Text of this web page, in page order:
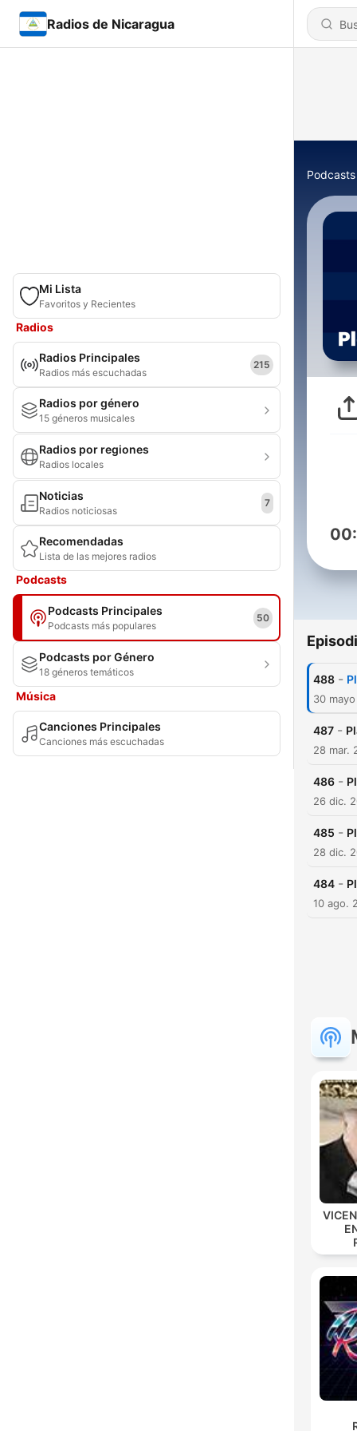
Radios de Nicaragua
Mi Lista
Favoritos y Recientes
Radios
Radios Principales
Radios más escuchadas
215
Radios por género
15 géneros musicales
Radios por regiones
Radios locales
Noticias
Radios noticiosas
7
Recomendadas
Lista de las mejores radios
Podcasts
Podcasts Principales
Podcasts más populares
50
Podcasts por Género
18 géneros temáticos
Música
Canciones Principales
Canciones más escuchadas
Podcasts
488 -
30
487 -
28 mar.
486 -
26 dic.
485 -
28 dic.
484 -
10 ago.